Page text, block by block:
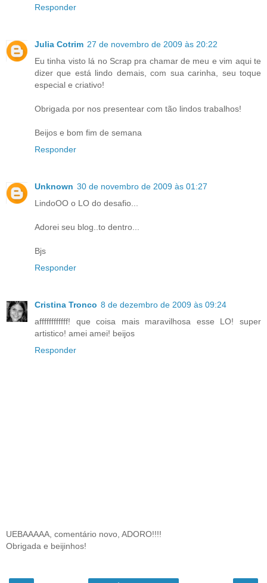
Responder
Julia Cotrim 27 de novembro de 2009 às 20:22
Eu tinha visto lá no Scrap pra chamar de meu e vim aqui te
dizer que está lindo demais, com sua carinha, seu toque
especial e criativo!
Obrigada por nos presentear com tão lindos trabalhos!
Beijos e bom fim de semana
Responder
Unknown 30 de novembro de 2009 às 01:27
LindoOO o LO do desafio...
Adorei seu blog..to dentro...
Bjs
Responder
Cristina Tronco 8 de dezembro de 2009 às 09:24
affffffffffff! que coisa mais maravilhosa esse LO! super
artistico! amei amei! beijos
Responder
UEBAAAAA, comentário novo, ADORO!!!!
Obrigada e beijinhos!